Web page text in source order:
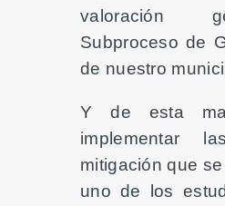
valoración
Subproceso de
de nuestro
Y de esta
implementar
mitigación que
uno de los